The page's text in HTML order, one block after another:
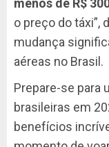
o preço do táxi”,
mudança
aéreas no Brasil.
Prepare-se para
brasileiras em
benefícios